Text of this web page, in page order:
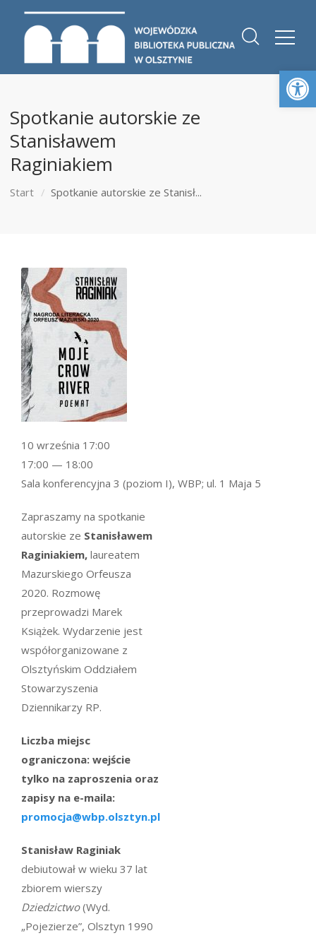
Spotkanie autorskie ze
Stanisławem
Raginiakiem
Start Spotkanie autorskie ze Stanisł...
Zapraszamy na spotkanie
autorskie ze Stanisławem
Raginiakiem, laureatem
Mazurskiego Orfeusza
2020. Rozmowę
przeprowadzi Marek
Książek. Wydarzenie jest
współorganizowane z
Olsztyńskim Oddziałem
Stowarzyszenia
Dziennikarzy RP.
Liczba miejsc
ograniczona: wejście
tylko na zaproszenia oraz
zapisy na e-maila:
promocja@wbp.olsztyn.pl
Stanisław Raginiak
debiutował w wieku 37 lat
zbiorem wierszy
Dziedzictwo(Wyd.
„Pojezierze”, Olsztyn 1990
10 września 17:00
17:00 — 18:00
Sala konferencyjna 3 (poziom I), WBP; ul. 1 Maja 5